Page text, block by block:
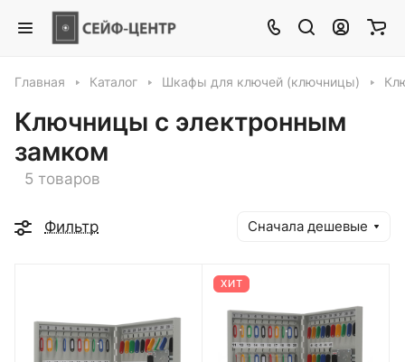
Главная Каталог Шкафы для ключей (ключницы)
Ключницы с электронным
замком
5 товаров
Фильтр Сначала дешевые
ХИТ